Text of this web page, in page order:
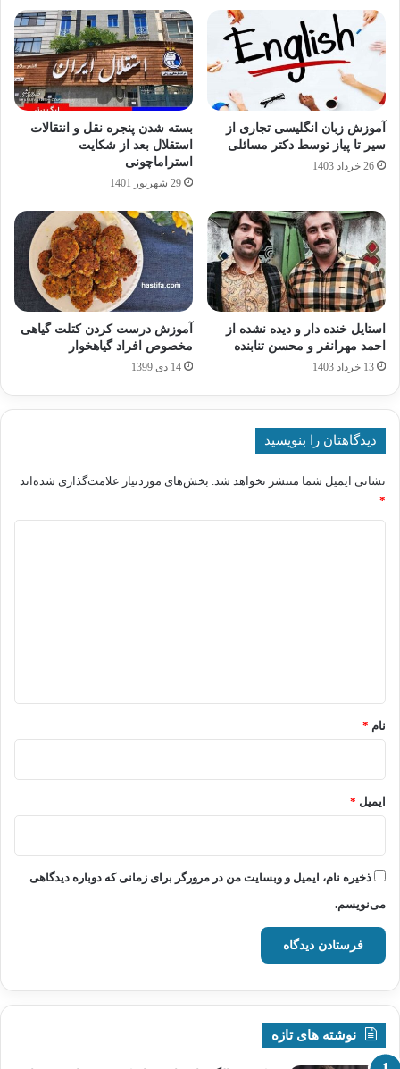
آموزش زبان انگلیسی تجاری از
سیر تا پیاز توسط دکتر مسائلی
26 خرداد 1403
بسته شدن پنجره نقل و انتقالات
استقلال بعد از شکایت
استراماچونی
29 شهریور 1401
استایل خنده دار و دیده نشده از
احمد مهرانفر و محسن تنابنده
13 خرداد 1403
آموزش درست کردن کتلت گیاهی
مخصوص افراد گیاهخوار
14 دی 1399
دیدگاهتان را بنویسید
نشانی ایمیل شما منتشر نخواهد شد. بخش‌های موردنیاز علامت‌گذاری شده‌اند
*
نام *
ایمیل *
ذخیره نام، ایمیل و وبسایت من در مرورگر برای زمانی که دوباره دیدگاهی
می‌نویسم.
نوشته های تازه